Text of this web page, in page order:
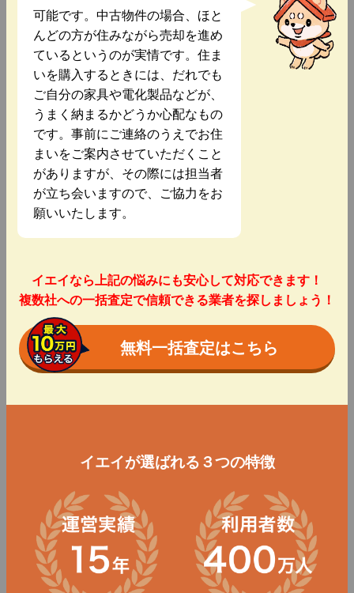
可能です。中古物件の場合、ほと
んどの方が住みながら売却を進め
ているというのが実情です。住ま
いを購入するときには、だれでも
ご自分の家具や電化製品などが、
うまく納まるかどうか心配なもの
です。事前にご連絡のうえでお住
まいをご案内させていただくこと
がありますが、その際には担当者
が立ち会いますので、ご協力をお
願いいたします。
イエイなら上記の悩みにも安心して対応できます！
複数社への一括査定で信頼できる業者を探しましょう！
無料一括査定はこちら
イエイが選ばれる３つの特徴